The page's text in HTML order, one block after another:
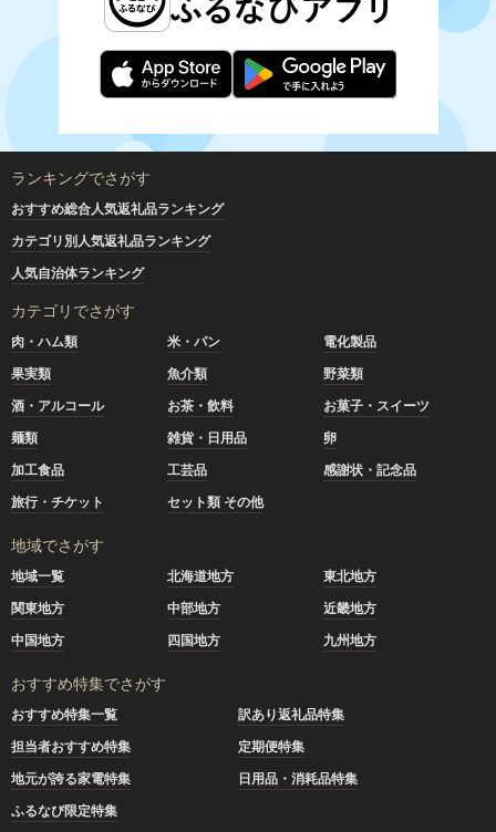
ランキングでさがす
おすすめ総合人気返礼品ランキング
カテゴリ別人気返礼品ランキング
人気自治体ランキング
カテゴリでさがす
肉・ハム類 米・パン
電化製品
果実類
魚介類
野菜類
酒・アルコール
お茶・飲料
お菓子・スイーツ
麺類
雑貨・日用品
卵
加工食品
工芸品
感謝状・記念品
旅行・チケット
セット類 その他
地域でさがす
地域一覧 北海道地方
東北地方
関東地方
中部地方
近畿地方
中国地方
四国地方 九州地方
おすすめ特集でさがす
おすすめ特集一覧
訳あり返礼品特集
担当者おすすめ特集
定期便特集
地元が誇る家電特集
日用品・消耗品特集
ふるなび限定特集